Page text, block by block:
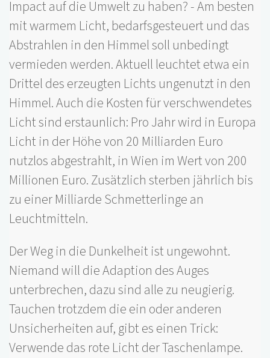
Impact auf die Umwelt zu haben? - Am besten
mit warmem Licht, bedarfsgesteuert und das
Abstrahlen in den Himmel soll unbedingt
vermieden werden. Aktuell leuchtet etwa ein
Drittel des erzeugten Lichts ungenutzt in den
Himmel. Auch die Kosten für verschwendetes
Licht sind erstaunlich: Pro Jahr wird in Europa
Licht in der Höhe von 20 Milliarden Euro
nutzlos abgestrahlt, in Wien im Wert von 200
Millionen Euro. Zusätzlich sterben jährlich bis
zu einer Milliarde Schmetterlinge an
Leuchtmitteln.
Der Weg in die Dunkelheit ist ungewohnt.
Niemand will die Adaption des Auges
unterbrechen, dazu sind alle zu neugierig.
Tauchen trotzdem die ein oder anderen
Unsicherheiten auf, gibt es einen Trick:
Verwende das rote Licht der Taschenlampe.